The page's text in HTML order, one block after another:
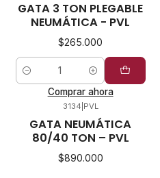
GATA 3 TON PLEGABLE
NEUMÁTICA - PVL
$265.000
Cantidad
Comprar ahora
3134 PVL
GATA NEUMÁTICA
80/40 TON – PVL
$890.000